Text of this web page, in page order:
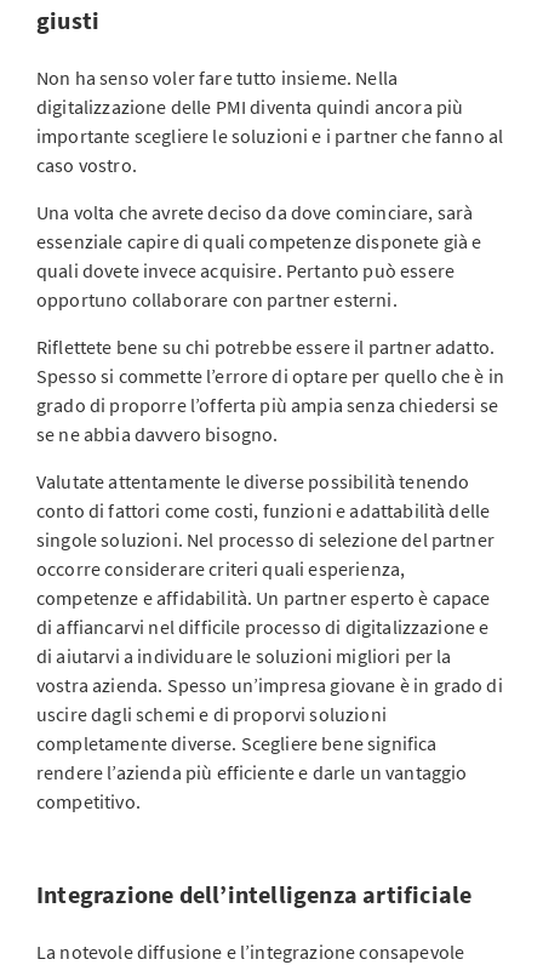
giusti
Non ha senso voler fare tutto insieme. Nella
digitalizzazione delle PMI diventa quindi ancora più
importante scegliere le soluzioni e i partner che fanno al
caso vostro.
Una volta che avrete deciso da dove cominciare, sarà
essenziale capire di quali competenze disponete già e
quali dovete invece acquisire. Pertanto può essere
opportuno collaborare con partner esterni.
Riflettete bene su chi potrebbe essere il partner adatto.
Spesso si commette l’errore di optare per quello che è in
grado di proporre l’offerta più ampia senza chiedersi se
se ne abbia davvero bisogno.
Valutate attentamente le diverse possibilità tenendo
conto di fattori come costi, funzioni e adattabilità delle
singole soluzioni. Nel processo di selezione del partner
occorre considerare criteri quali esperienza,
competenze e affidabilità. Un partner esperto è capace
di affiancarvi nel difficile processo di digitalizzazione e
di aiutarvi a individuare le soluzioni migliori per la
vostra azienda. Spesso un’impresa giovane è in grado di
uscire dagli schemi e di proporvi soluzioni
completamente diverse. Scegliere bene significa
rendere l’azienda più efficiente e darle un vantaggio
competitivo.
Integrazione dell’intelligenza artificiale
La notevole diffusione e l’integrazione consapevole